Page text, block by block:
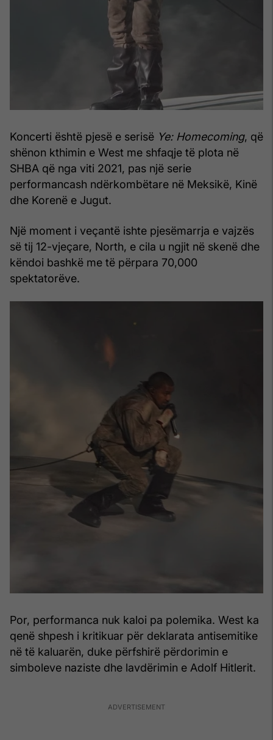
Koncerti është pjesë e serisë Ye: Homecoming, që
shënon kthimin e West me shfaqje të plota në
SHBA që nga viti 2021, pas një serie
performancash ndërkombëtare në Meksikë, Kinë
dhe Korenë e Jugut.
Një moment i veçantë ishte pjesëmarrja e vajzës
së tij 12-vjeçare, North, e cila u ngjit në skenë dhe
këndoi bashkë me të përpara 70,000
spektatorëve.
Por, performanca nuk kaloi pa polemika. West ka
qenë shpesh i kritikuar për deklarata antisemitike
në të kaluarën, duke përfshirë përdorimin e
simboleve naziste dhe lavdërimin e Adolf Hitlerit.